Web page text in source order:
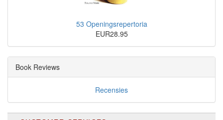
53 Openingsrepertoria
EUR28.95
Book Reviews
Recensies